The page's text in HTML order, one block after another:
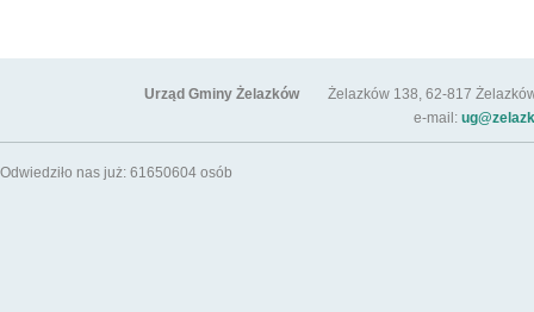
Urząd Gminy ŻelazkówŻelazków 138, 62-817 Żelazków
e-mail:
Odwiedziło nas już: 61650604 osób